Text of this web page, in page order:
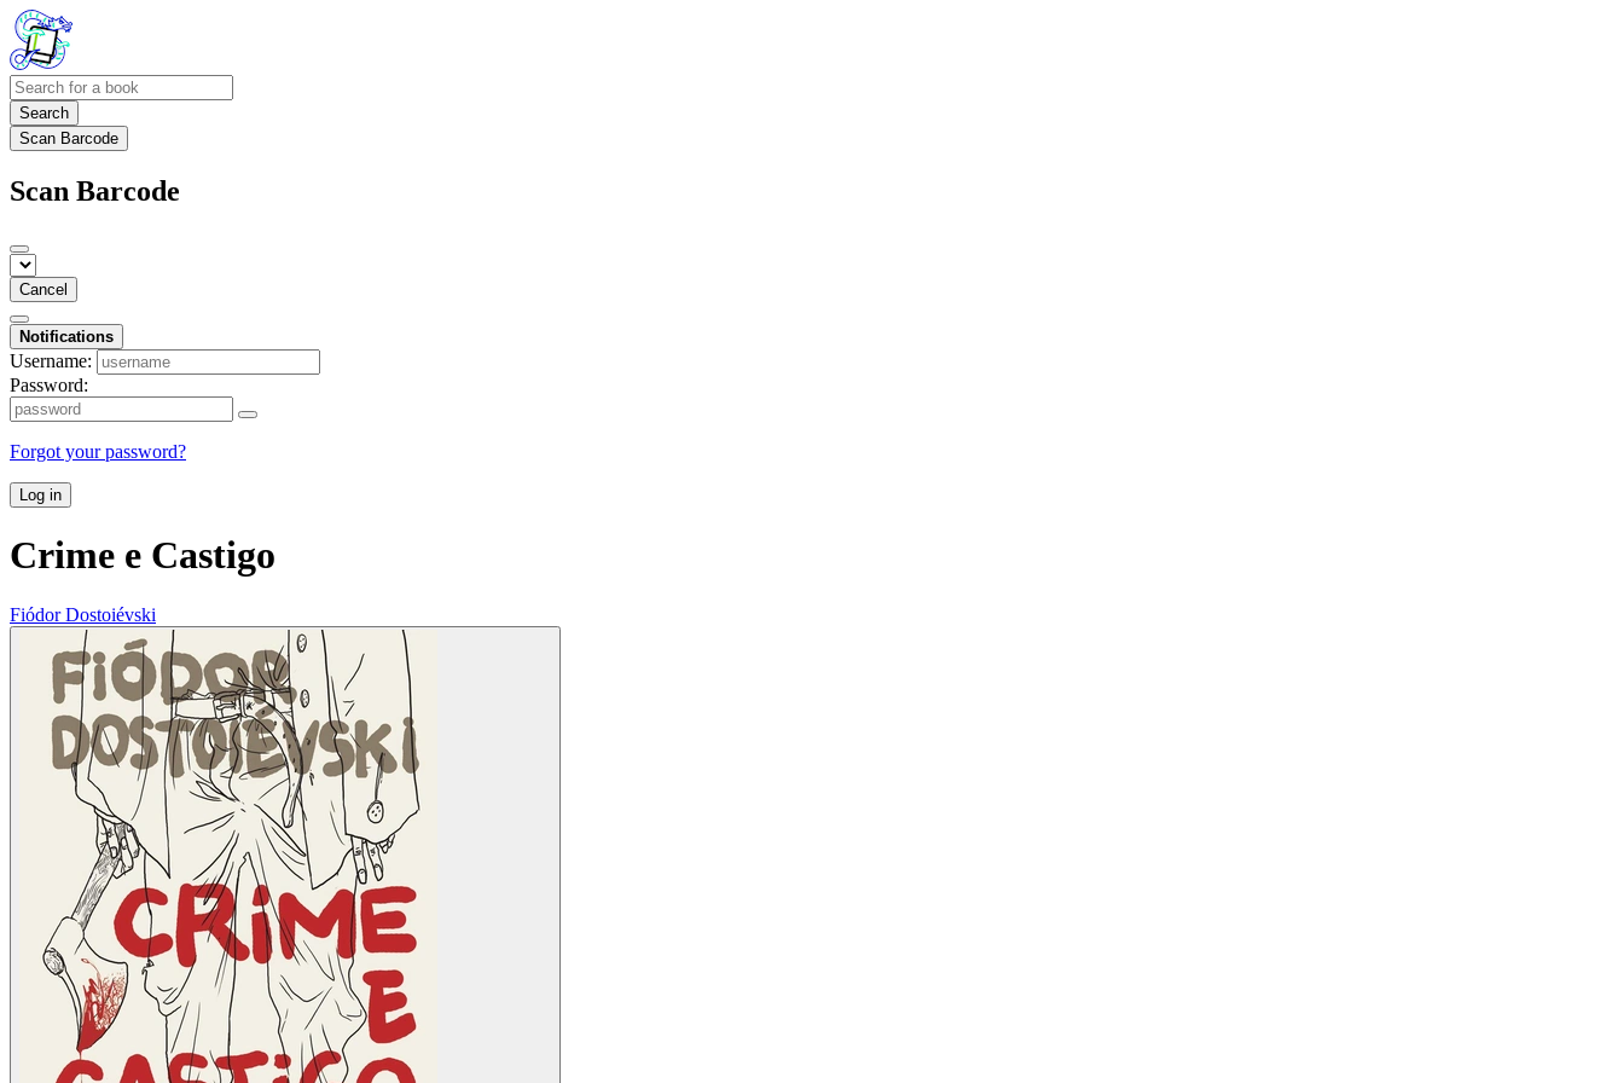
Search
Scan Barcode
Scan Barcode
Cancel
Notifications
Username:
Password:
Forgot your password?
Log in
Crime e Castigo
Fiódor Dostoiévski